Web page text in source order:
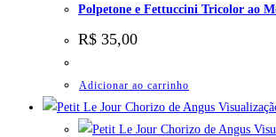
Polpetone e Fettuccini Tricolor ao
R$ 35,00
Adicionar ao carrinho